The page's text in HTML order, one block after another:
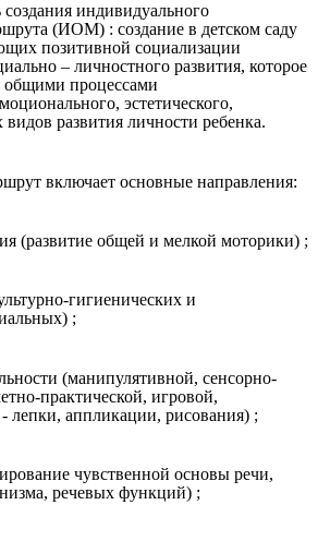
индивидуального
(ИОМ) : создание в детском саду
позитивной социализации
– личностного развития, которое
общими процессами
эстетического,
развития личности ребенка.
включает основные направления:
(развитие общей и мелкой моторики) ;
гигиенических и
;
(манипулятивной, сенсорно-
практической, игровой,
лепки, аппликации, рисования) ;
чувственной основы речи,
речевых функций) ;